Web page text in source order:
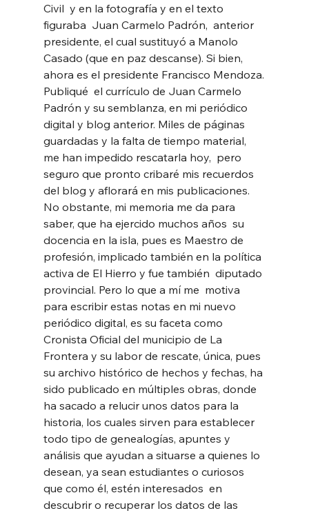
Civil  y en la fotografía y en el texto
figuraba  Juan Carmelo Padrón,  anterior
presidente, el cual sustituyó a Manolo
Casado (que en paz descanse). Si bien,
ahora es el presidente Francisco Mendoza.
Publiqué  el currículo de Juan Carmelo
Padrón y su semblanza, en mi periódico
digital y blog anterior. Miles de páginas
guardadas y la falta de tiempo material,
me han impedido rescatarla hoy,  pero
seguro que pronto cribaré mis recuerdos
del blog y aflorará en mis publicaciones.
No obstante, mi memoria me da para
saber, que ha ejercido muchos años  su
docencia en la isla, pues es Maestro de
profesión, implicado también en la política
activa de El Hierro y fue también  diputado
provincial. Pero lo que a mí me  motiva
para escribir estas notas en mi nuevo
periódico digital, es su faceta como
Cronista Oficial del municipio de La
Frontera y su labor de rescate, única, pues
su archivo histórico de hechos y fechas, ha
sido publicado en múltiples obras, donde
ha sacado a relucir unos datos para la
historia, los cuales sirven para establecer
todo tipo de genealogías, apuntes y
análisis que ayudan a situarse a quienes lo
desean, ya sean estudiantes o curiosos
que como él, estén interesados  en
descubrir o recuperar los datos de las